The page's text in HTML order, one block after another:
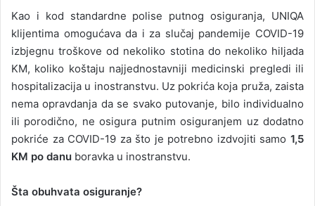
Kao i kod standardne polise putnog osiguranja, UNIQA
klijentima omogućava da i za slučaj pandemije COVID-19
izbjegnu troškove od nekoliko stotina do nekoliko hiljada
KM, koliko koštaju najjednostavniji medicinski pregledi ili
hospitalizacija u inostranstvu. Uz pokrića koja pruža, zaista
nema opravdanja da se svako putovanje, bilo individualno
ili porodično, ne osigura putnim osiguranjem uz dodatno
pokriće za COVID-19 za što je potrebno izdvojiti samo 1,5
KM po danu boravka u inostranstvu.
Šta obuhvata osiguranje?